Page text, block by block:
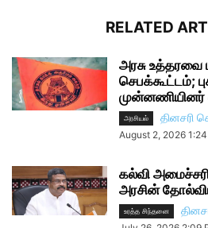
RELATED
அரசு உத்தரவை
செபக்கூட்டம்;
முன்னணியினர்
அரசியல் தினசரி
August 2, 2026
கல்வி
அரசின்
உரத்த சிந்தனை